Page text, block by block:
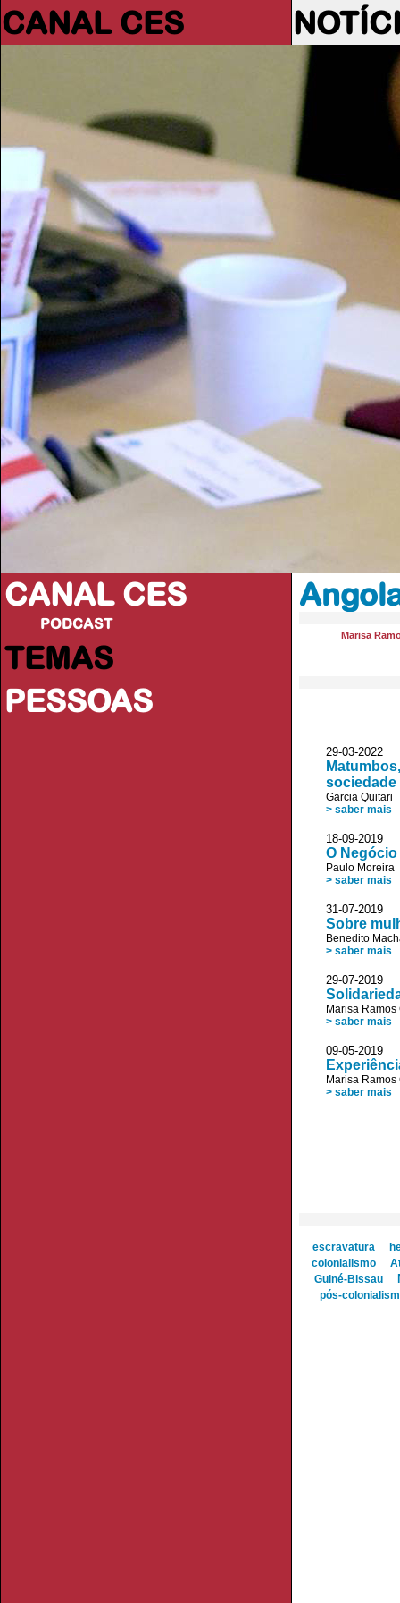
CANAL CES
CANAL CES
PODCAST
TEMAS
PESSOAS
Marisa
29-03-
Garcia Quitari
> saber mais
18-09-
O
Paulo Moreira
> saber mais
31-07-
Sobre
Benedito
> saber mais
29-07-
Marisa
> saber mais
09-05-
Marisa
> saber mais
escravatura
colonialismo
Guiné-Bissau
pós-